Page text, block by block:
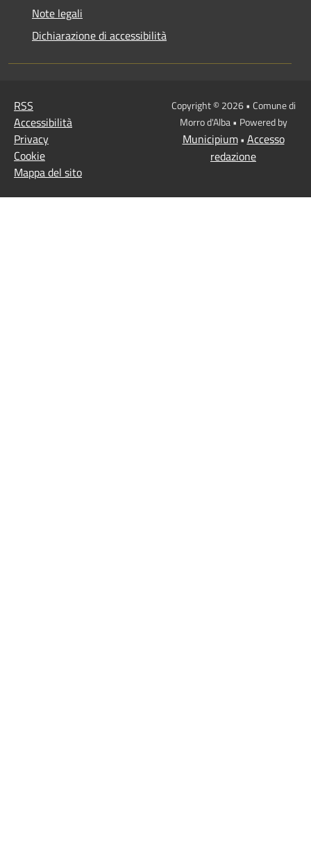
Note legali
Dichiarazione di accessibilità
RSS
Accessibilità
Privacy
Cookie
Mappa del sito
Copyright © 2026 • Comune di
Morro d'Alba • Powered by
Municipium• Accesso
redazione